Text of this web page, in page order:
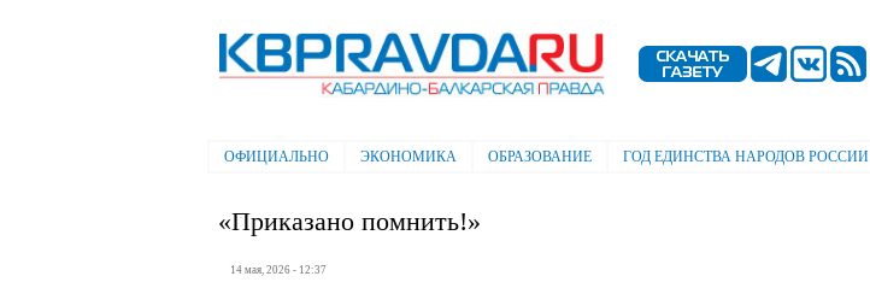
содержанию
Электронная газета "Кабардино-
Балкарская правда"
Главное меню
ОФИЦИАЛЬНО ЭКОНОМИКА ОБРАЗОВАНИЕ ГОД ЕДИНСТВА НАРОДОВ РОССИИ
«Приказано помнить!»
14 мая, 2026 - 12:37